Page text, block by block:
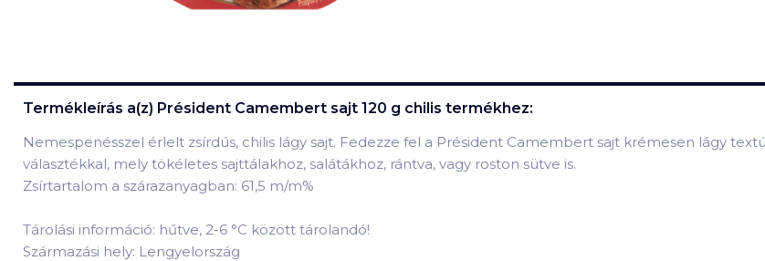
Termékleírás a(z) Président Camembert sajt 120 g chilis termékhez:
Nemespenésszel érlelt zsírdús, chilis lágy sajt. Fedezze fel a Président Camembert sajt krémesen lágy
választékkal, mely tökéletes sajttálakhoz, salátákhoz, rántva, vagy roston sütve is.
Zsírtartalom a szárazanyagban: 61,5 m/m%
Tárolási információ: hűtve, 2-6 °C között tárolandó!
Származási hely: Lengyelország